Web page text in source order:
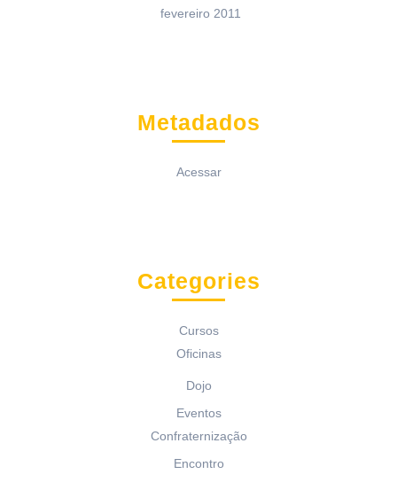
fevereiro 2011
Metadados
Acessar
Categories
Cursos
Oficinas
Dojo
Eventos
Confraternização
Encontro